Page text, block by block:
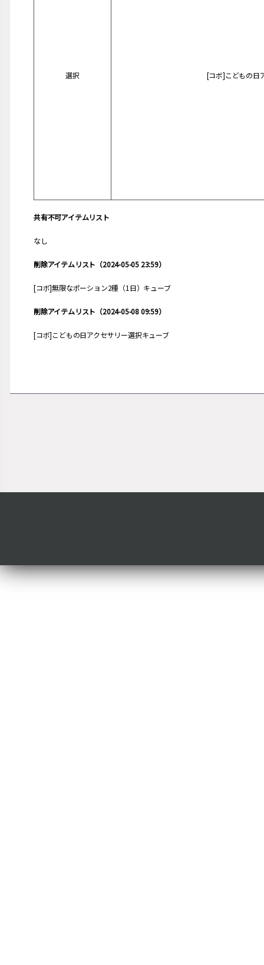
選択 [コボ]こどもの日
共有不可アイテムリスト
なし
削除アイテムリスト（2024-05-05 23:59）
[コボ]無限なポーション2種（1日）キューブ
削除アイテムリスト（2024-05-08 09:59）
[コボ]こどもの日アクセサリー選択キューブ